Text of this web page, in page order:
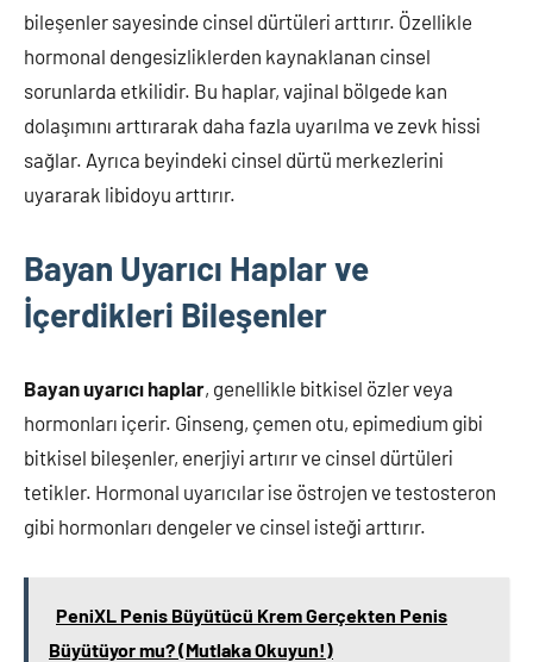
bileşenler sayesinde cinsel dürtüleri arttırır. Özellikle
hormonal dengesizliklerden kaynaklanan cinsel
sorunlarda etkilidir. Bu haplar, vajinal bölgede kan
dolaşımını arttırarak daha fazla uyarılma ve zevk hissi
sağlar. Ayrıca beyindeki cinsel dürtü merkezlerini
uyararak libidoyu arttırır.
Bayan Uyarıcı Haplar ve
İçerdikleri Bileşenler
Bayan uyarıcı haplar, genellikle bitkisel özler veya
hormonları içerir. Ginseng, çemen otu, epimedium gibi
bitkisel bileşenler, enerjiyi artırır ve cinsel dürtüleri
tetikler. Hormonal uyarıcılar ise östrojen ve testosteron
gibi hormonları dengeler ve cinsel isteği arttırır.
PeniXL Penis Büyütücü Krem Gerçekten Penis
Büyütüyor mu? (Mutlaka Okuyun!)